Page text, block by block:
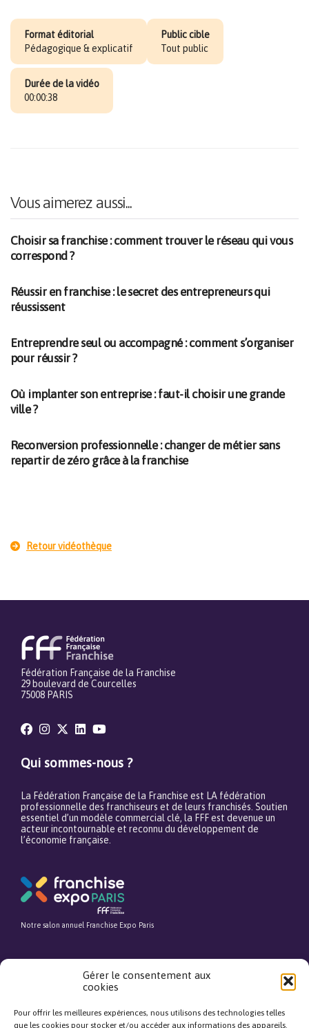
Gérer le consentement aux
cookies
Pour offrir les meilleures expériences, nous utilisons des technologies telles
que les cookies pour stocker et/ou accéder aux informations des appareils.
Format éditorial
Pédagogique & explicatif
Public cible
Tout public
Durée de la vidéo
00:00:38
Vous aimerez aussi...
Choisir sa franchise : comment trouver le réseau qui vous
correspond ?
Réussir en franchise : le secret des entrepreneurs qui
réussissent
Entreprendre seul ou accompagné : comment s’organiser
pour réussir ?
Où implanter son entreprise : faut-il choisir une grande
ville ?
Reconversion professionnelle : changer de métier sans
repartir de zéro grâce à la franchise
Retour vidéothèque
Fédération Française de la Franchise
29 boulevard de Courcelles
75008 PARIS
Qui sommes-nous ?
La Fédération Française de la Franchise est LA fédération
professionnelle des franchiseurs et de leurs franchisés. Soutien
essentiel d’un modèle commercial clé, la FFF est devenue un
acteur incontournable et reconnu du développement de
l’économie française.
Notre salon annuel Franchise Expo Paris
Notre média pour tout savoir avant de se lancer dans l’entrepreneuriat